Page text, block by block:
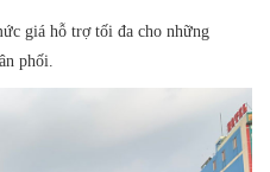
giá hỗ trợ tối đa cho những
phối.